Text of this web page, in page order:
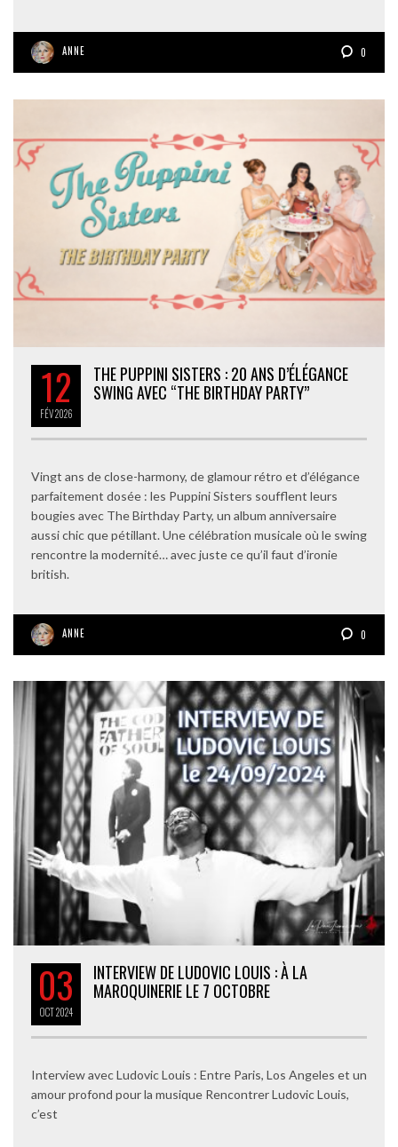
ANNE 0
12
FÉV2026
THE PUPPINI SISTERS : 20 ANS D’ÉLÉGANCE
SWING AVEC “THE BIRTHDAY PARTY”
Vingt ans de close-harmony, de glamour rétro et d’élégance
parfaitement dosée : les Puppini Sisters soufflent leurs
bougies avec The Birthday Party, un album anniversaire
aussi chic que pétillant. Une célébration musicale où le swing
rencontre la modernité… avec juste ce qu’il faut d’ironie
british.
ANNE 0
03
OCT2024
INTERVIEW DE LUDOVIC LOUIS : À LA
MAROQUINERIE LE 7 OCTOBRE
Interview avec Ludovic Louis : Entre Paris, Los Angeles et un
amour profond pour la musique Rencontrer Ludovic Louis,
c’est